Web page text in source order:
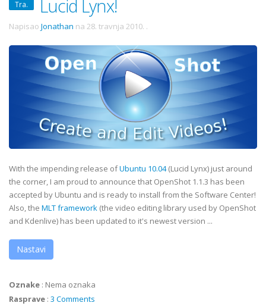
Tra. Lucid Lynx!
Napisao Jonathan na 28. travnja 2010. .
With the impending release ofUbuntu 10.04(Lucid Lynx) just around
the corner, I am proud to announce that OpenShot 1.1.3 has been
accepted by Ubuntu and is ready to install from the Software Center!
Also, the MLT framework (the video editing library used by OpenShot
and Kdenlive) has been updated to it's newest version ...
Nastavi
Oznake : Nema oznaka
Rasprave : 3 Comments